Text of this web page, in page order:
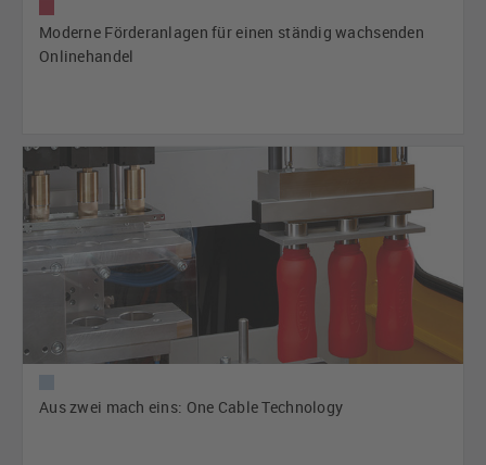
Moderne Förderanlagen für einen ständig wachsenden
Onlinehandel
Aus zwei mach eins: One Cable Technology